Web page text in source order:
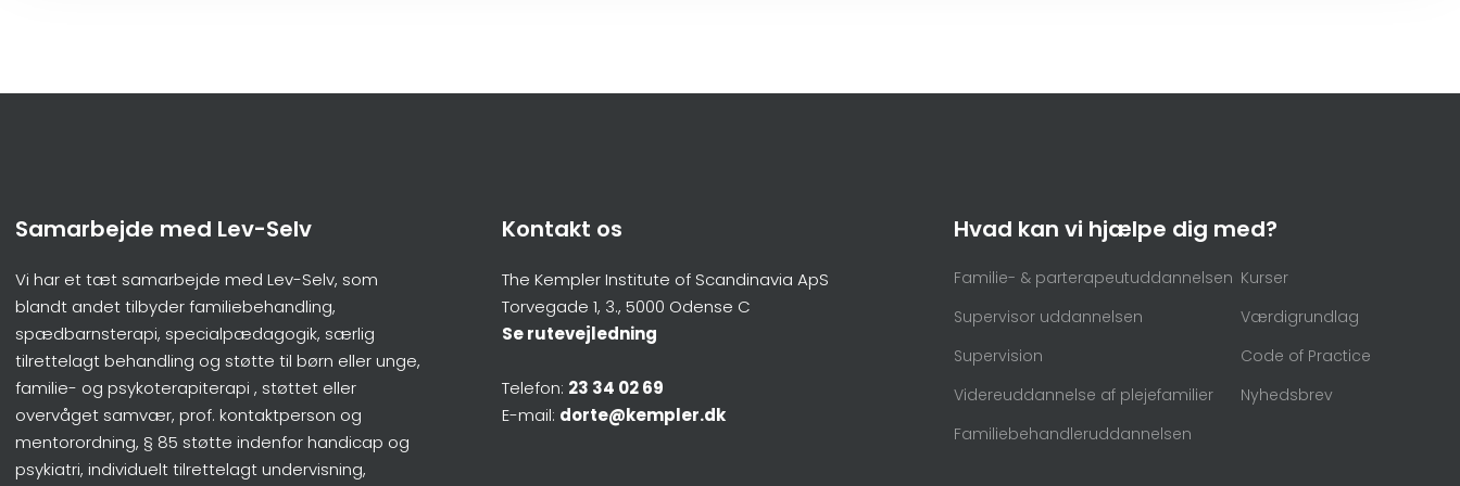
Samarbejde med Lev-Selv
Vi har et tæt samarbejde med Lev-Selv, som
blandt andet tilbyder familiebehandling,
spædbarnsterapi, specialpædagogik, særlig
tilrettelagt behandling og støtte til børn eller unge,
familie- og psykoterapiterapi , støttet eller
overvåget samvær, prof. kontaktperson og
mentorordning, § 85 støtte indenfor handicap og
psykiatri, individuelt tilrettelagt undervisning,
Kontakt os
The Kempler Institute of Scandinavia ApS
Torvegade 1, 3., 5000 Odense C
Se rutevejledning
Telefon: 23 34 02 69
E-mail: dorte@kempler.dk
Hvad kan vi hjælpe dig med?
Familie- & parterapeutuddannelsen
Supervisor uddannelsen
Supervision
Videreuddannelse af plejefamilier
Familiebehandleruddannelsen
Kurser
Værdigrundlag​
Code of Practice
Nyhedsbrev